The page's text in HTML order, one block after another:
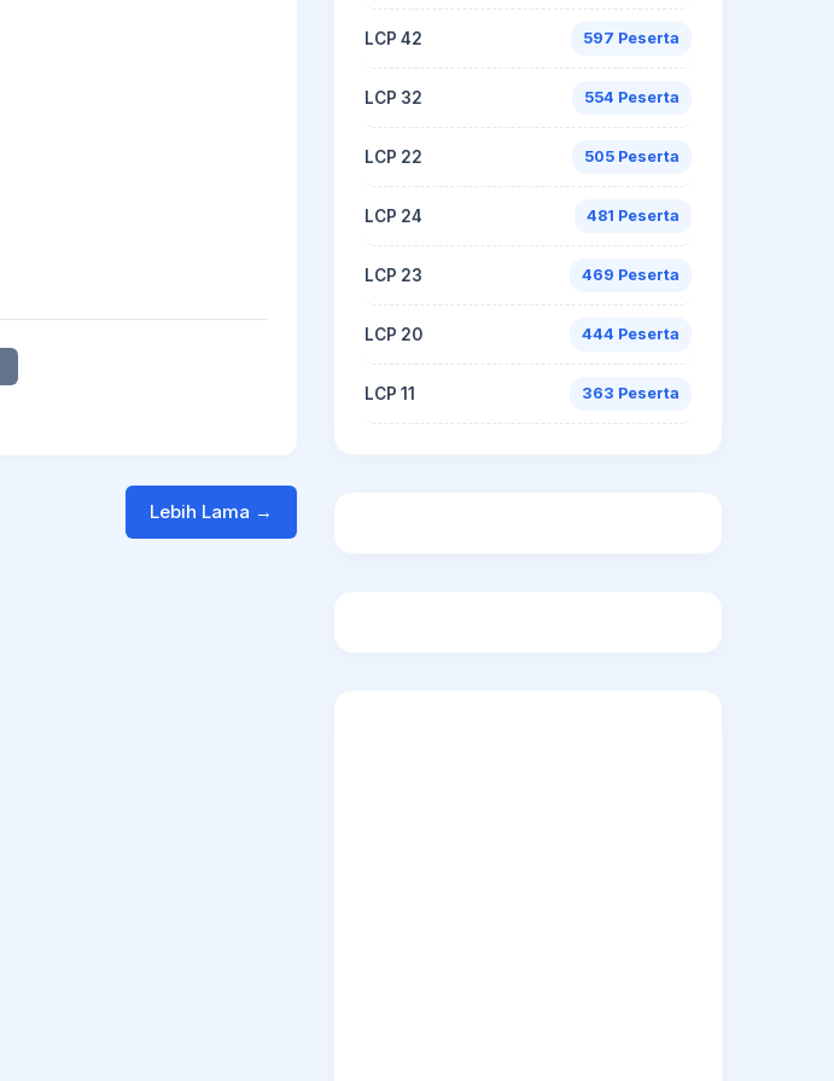
Lebih Lama →
LCP 42 597 Peserta
LCP 32 554 Peserta
LCP 22 505 Peserta
LCP 24 481 Peserta
LCP 23 469 Peserta
LCP 20 444 Peserta
LCP 11 363 Peserta